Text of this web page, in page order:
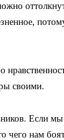
своими.
Если
чего нам